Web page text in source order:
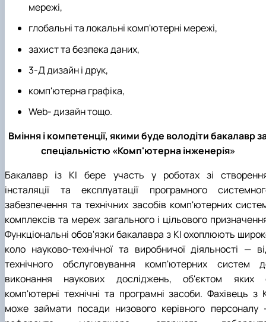
мережі,
глобальні та локальні комп'ютерні мережі,
захист та безпека даних,
3-Д дизайн і друк,
комп'ютерна графіка,
Web- дизайн тощо.
Вміння і компетенції, якими буде володіти бакалавр
спеціальністю «Комп'ютерна інженерія»
Бакалавр із КІ бере участь у роботах зі
інсталяції та експлуатації програмного
забезпечення та технічних засобів комп'ютерних
комплексів та мереж загального і цільового
Функціональні обов'язки бакалавра з КІ охоплюють
коло науково-технічної та виробничої діяльності —
технічного обслуговування комп'ютерних систем
виконання наукових досліджень, об'єктом яких
комп'ютерні технічні та програмні засоби. Фахівець з
може займати посади низового керівного персоналу